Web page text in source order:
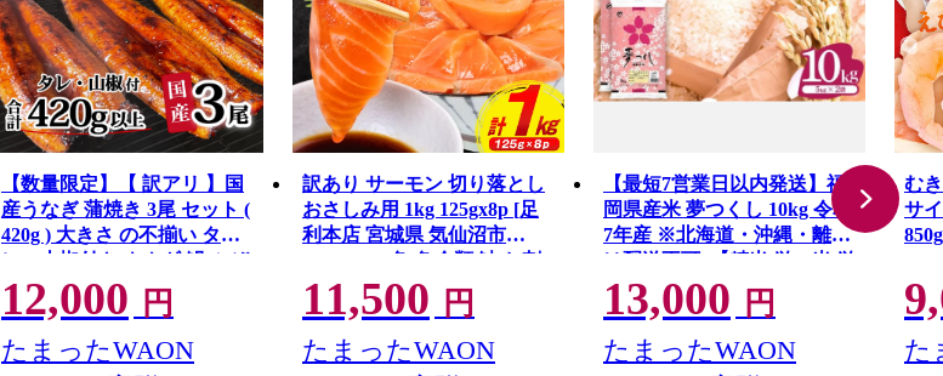
【数量限定】【 訳アリ 】国
産うなぎ 蒲焼き 3尾 セット (
420g ) 大きさ の不揃い タ
レ・山椒付き ウナギ 鰻 ふぞ
ろい 不揃い うな重 ひつまぶ
し 人気 茨城 八千代町 ふるさ
と納税 冷凍 [SF951ya]
12,000 円
たまったWAON
訳あり サーモン 切り落とし
おさしみ用 1kg 125gx8p [足
利本店 宮城県 気仙沼市
20564313] 魚 魚介類 鮭 お刺
し身 刺し身 刺身 生 生食 個
包装 チリ銀鮭 銀鮭 海鮮 海鮮
丼 魚介
11,500 円
たまったWAON
【最短7営業日以内発送】福
岡県産米 夢つくし 10kg 令和
7年産 ※北海道・沖縄・離島
は配送不可 |【精米 単一米 単
一原料米 7年産 国産 お米 ブ
ランド米 5kg × 2 ゆめつく
し】CY009_01
13,000 円
たまったWAON
む
サ
た